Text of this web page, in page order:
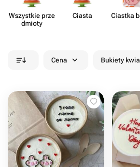
Wszystkie prze​
dmioty
Ciasta Ciastka
Cena Bukiety